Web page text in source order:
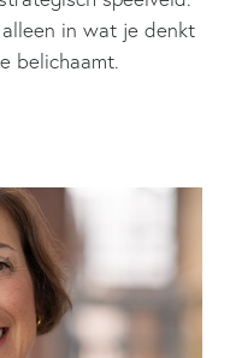
in wat je denkt
belichaamt.